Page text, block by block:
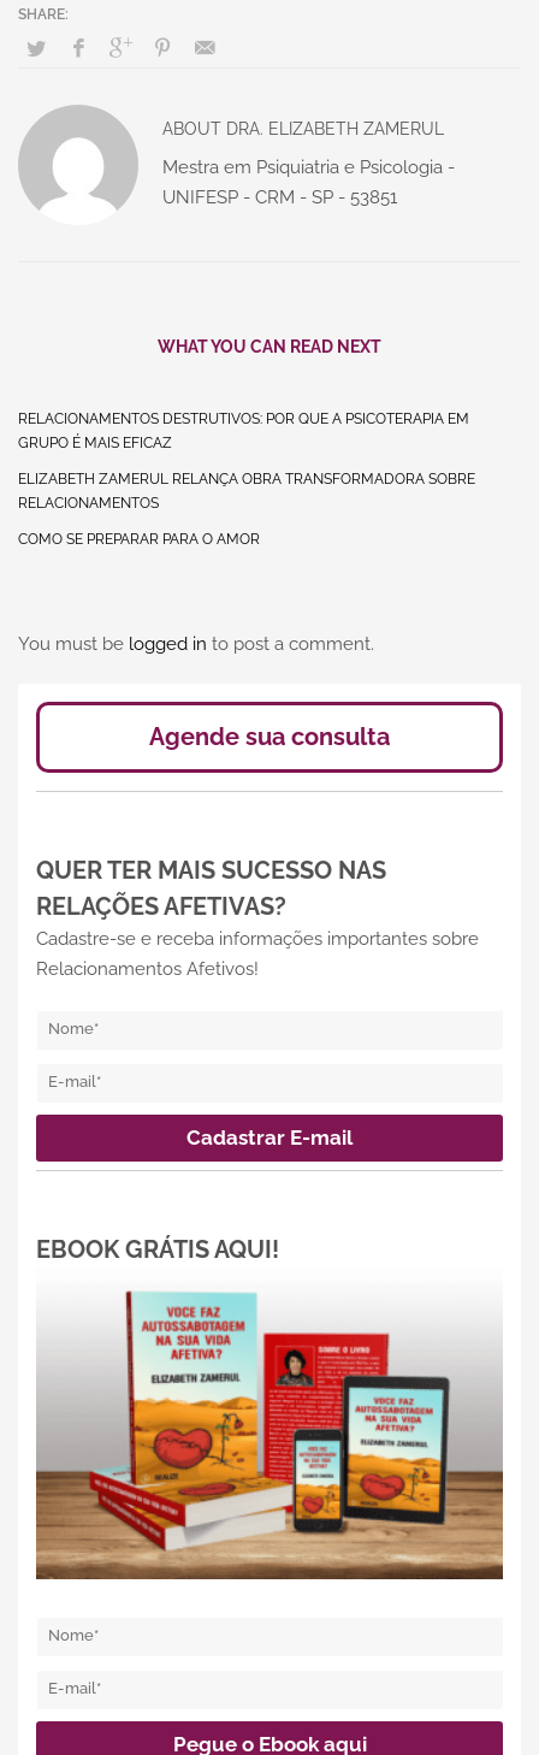
ABOUT DRA. ELIZABETH ZAMERUL
Mestra em Psiquiatria e Psicologia -
UNIFESP - CRM - SP - 53851
WHAT YOU CAN READ NEXT
RELACIONAMENTOS DESTRUTIVOS: POR QUE A PSICOTERAPIA EM
GRUPO É MAIS EFICAZ
ELIZABETH ZAMERUL RELANÇA OBRA TRANSFORMADORA SOBRE
RELACIONAMENTOS
COMO SE PREPARAR PARA O AMOR
You must be logged in to post a comment.
Agende sua consulta
QUER TER MAIS SUCESSO NAS
RELAÇÕES AFETIVAS?
Cadastre-se e receba informações importantes sobre
Relacionamentos Afetivos!
EBOOK GRÁTIS AQUI!